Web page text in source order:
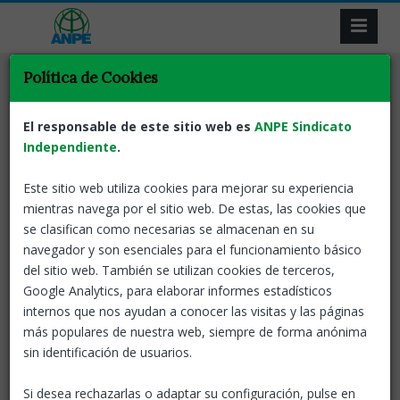
Provisió de llocs de
treball docent a proposta de la
Prèvia)
Per participar en aquest procediment, la persona interessada
ha de fer servir el model de comunicació.
vostrecurrículum) a l'adreça electrònica del centre al
Política de Cookies
El responsable de este sitio web es ANPE Sindicato
Independiente.
Este sitio web utiliza cookies para mejorar su experiencia
mientras navega por el sitio web. De estas, las cookies que
se clasifican como necesarias se almacenan en su
navegador y son esenciales para el funcionamiento básico
del sitio web. También se utilizan cookies de terceros,
Google Analytics, para elaborar informes estadísticos
internos que nos ayudan a conocer las visitas y las páginas
más populares de nuestra web, siempre de forma anónima
sin identificación de usuarios.
Si desea rechazarlas o adaptar su configuración, pulse en